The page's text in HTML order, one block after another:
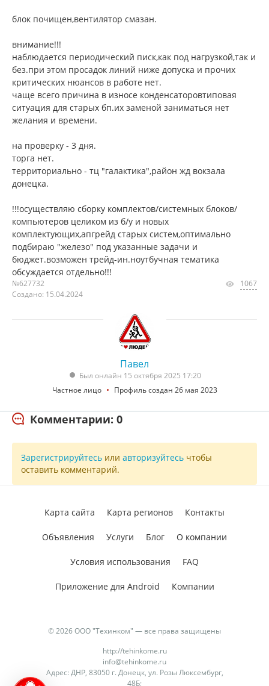
блок почищен,вентилятор смазан.
внимание!!!
наблюдается периодический писк,как под нагрузкой,так и
без.при этом просадок линий ниже допуска и прочих
критических нюансов в работе нет.
чаще всего причина в износе конденсаторовтиповая
ситуация для старых бп.их заменой заниматься нет
желания и времени.
на проверку - 3 дня.
торга нет.
территориально - тц "галактика",район жд вокзала
донецка.
!!!осуществляю сборку комплектов/системных блоков/
компьютеров целиком из б/у и новых
комплектующих,апгрейд старых систем,оптимально
подбираю "железо" под указанные задачи и
бюджет.возможен трейд-ин.ноутбучная тематика
обсуждается отдельно!!!
№627732
Создано: 15.04.2024
1067
Павел
Был онлайн 15 октября 2025 17:20
Частное лицо
Профиль создан 26 мая 2023
Комментарии: 0
Зарегистрируйтесь или авторизуйтесь чтобы
оставить комментарий.
© 2026 ООО "Техинком" — все права защищены
http://tehinkome.ru
info@tehinkome.ru
Адрес: ДНР, 83050 г. Донецк, ул. Розы Люксембург,
48Б;
Карта сайта Карта регионов Контакты
Объявления Услуги Блог О компании
Условия использования FAQ
Приложение для Android Компании